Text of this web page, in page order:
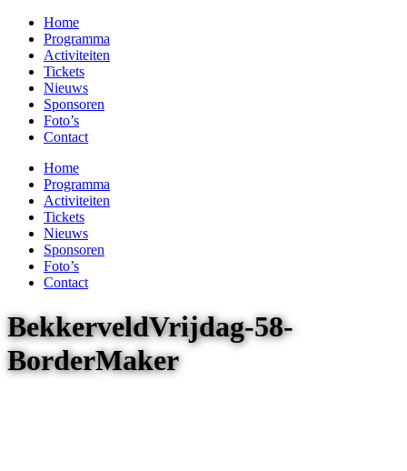
Home
Programma
Activiteiten
Tickets
Nieuws
Sponsoren
Foto’s
Contact
Home
Programma
Activiteiten
Tickets
Nieuws
Sponsoren
Foto’s
Contact
BekkerveldVrijdag-58-
BorderMaker